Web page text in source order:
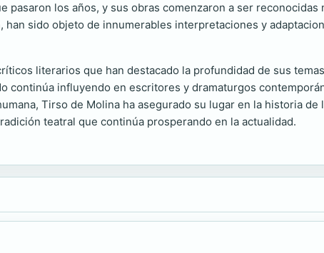
pasaron los años, y sus obras comenzaron a ser
sido objeto de innumerables interpretaciones y
literarios que han destacado la profundidad de sus
continúa influyendo en escritores y dramaturgos
Tirso de Molina ha asegurado su lugar en la historia
teatral que continúa prosperando en la actualidad.